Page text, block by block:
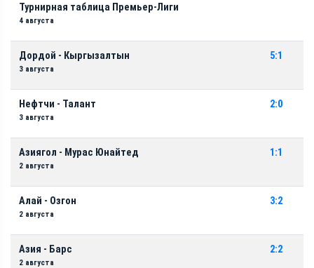
Турнирная таблица Премьер-Лиги
4 августа
Дордой - Кыргызалтын
3 августа
5:1
Нефтчи - Талант
3 августа
2:0
Азиягол - Мурас Юнайтед
2 августа
1:1
Алай - Озгон
2 августа
3:2
Азия - Барс
2 августа
2:2